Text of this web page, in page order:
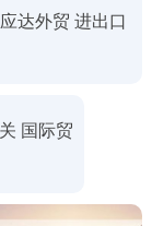
达外贸 进出口
国际贸